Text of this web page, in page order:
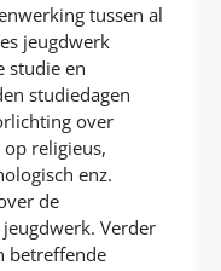
tussen al
jeugdwerk
studie en
studiedagen
over
religieus,
enz.
de
Verder
betreffende